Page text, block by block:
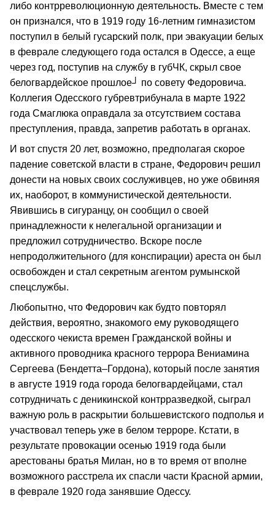
либо контрреволюционную деятельность. Вместе с тем
он признался, что в 1919 году 16-летним гимназистом
поступил в белый гусарский полк, при эвакуации белых
в феврале следующего года остался в Одессе, а еще
через год, поступив на службу в губЧК, скрыл свое
белогвардейское прошлое┘ по совету Федоровича.
Коллегия Одесского губревтрибунала в марте 1922
года Смаглюка оправдала за отсутствием состава
преступления, правда, запретив работать в органах.
И вот спустя 20 лет, возможно, предполагая скорое
падение советской власти в стране, Федорович решил
донести на новых своих сослуживцев, но уже обвиняя
их, наоборот, в коммунистической деятельности.
Явившись в сигуранцу, он сообщил о своей
принадлежности к нелегальной организации и
предложил сотрудничество. Вскоре после
непродолжительного (для конспирации) ареста он был
освобожден и стал секретным агентом румынской
спецслужбы.
Любопытно, что Федорович как будто повторял
действия, вероятно, знакомого ему руководящего
одесского чекиста времен Гражданской войны и
активного проводника красного террора Вениамина
Сергеева (Бендетта–Гордона), который после занятия
в августе 1919 года города белогвардейцами, стал
сотрудничать с деникинской контрразведкой, сыграл
важную роль в раскрытии большевистского подполья и
участвовал теперь уже в белом терроре. Кстати, в
результате провокации осенью 1919 года были
арестованы братья Милан, но в то время от вполне
возможного расстрела их спасли части Красной армии,
в феврале 1920 года занявшие Одессу.